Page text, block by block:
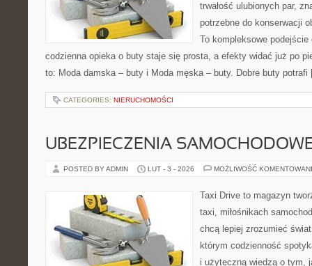
trwałość ulubionych par,
potrzebne do konserwacji
To kompleksowe
codzienna opieka o buty staje się prosta, a efekty widać już po
to: Moda damska – buty i Moda męska – buty. Dobre buty
CATEGORIES: NIERUCHOMOŚCI
UBEZPIECZENIA
POSTED BY ADMIN LUT - 3 - 2026 MOŻLIWOŚĆ
Taxi Drive to magazyn
taxi, miłośnikach
chcą lepiej zrozumieć
którym codzienność
i użyteczną wiedzą o tym,